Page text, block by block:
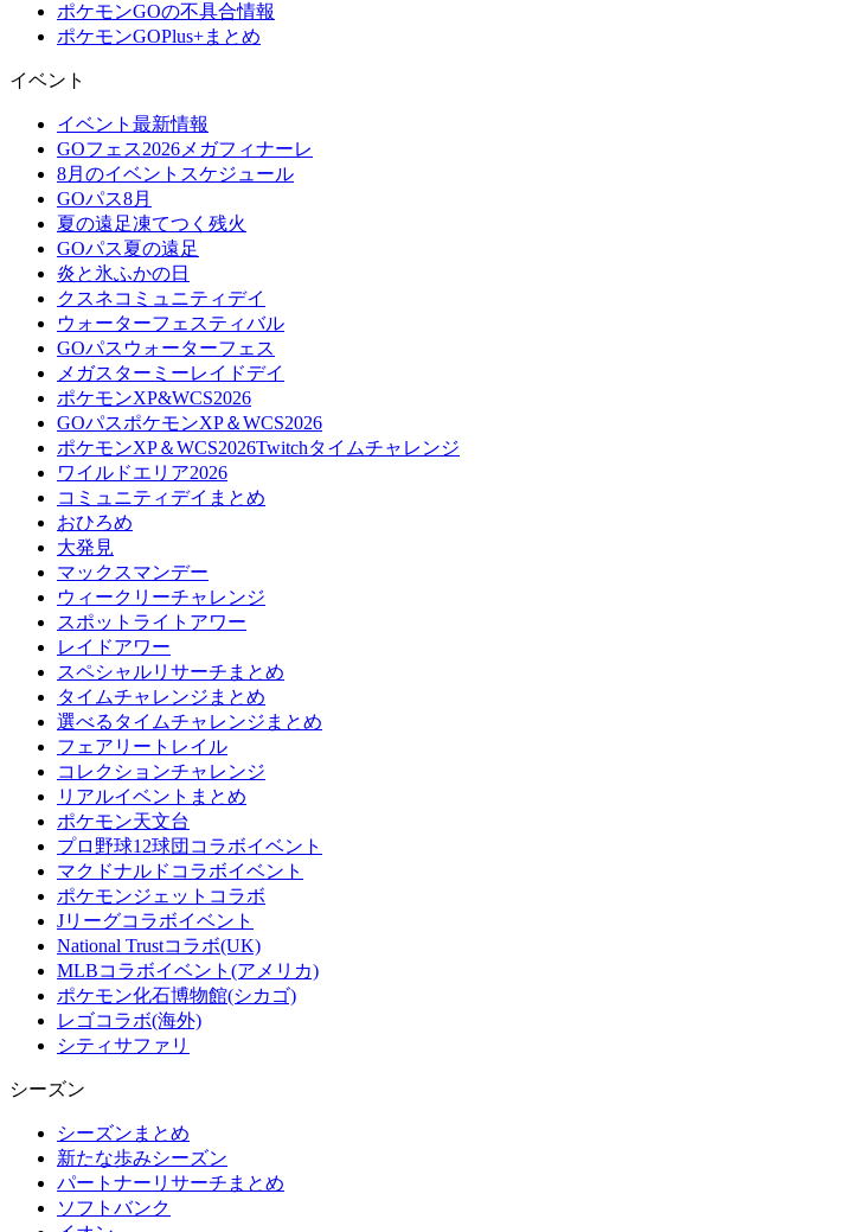
ポケモンGOの不具合情報
ポケモンGOPlus+まとめ
イベント
イベント最新情報
GOフェス2026メガフィナーレ
8月のイベントスケジュール
GOパス8月
夏の遠足凍てつく残火
GOパス夏の遠足
炎と氷ふかの日
クスネコミュニティデイ
ウォーターフェスティバル
GOパスウォーターフェス
メガスターミーレイドデイ
ポケモンXP&WCS2026
GOパスポケモンXP＆WCS2026
ポケモンXP＆WCS2026Twitchタイムチャレンジ
ワイルドエリア2026
コミュニティデイまとめ
おひろめ
大発見
マックスマンデー
ウィークリーチャレンジ
スポットライトアワー
レイドアワー
スペシャルリサーチまとめ
タイムチャレンジまとめ
選べるタイムチャレンジまとめ
フェアリートレイル
コレクションチャレンジ
リアルイベントまとめ
ポケモン天文台
プロ野球12球団コラボイベント
マクドナルドコラボイベント
ポケモンジェットコラボ
Jリーグコラボイベント
National Trustコラボ(UK)
MLBコラボイベント(アメリカ)
ポケモン化石博物館(シカゴ)
レゴコラボ(海外)
シティサファリ
シーズン
シーズンまとめ
新たな歩みシーズン
パートナーリサーチまとめ
ソフトバンク